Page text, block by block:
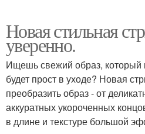
Новая стильная
уверенно.
Ищешь свежий образ, который
будет прост в уходе? Новая
преобразить образ - от
аккуратных укороченных
в длине и текстуре большой